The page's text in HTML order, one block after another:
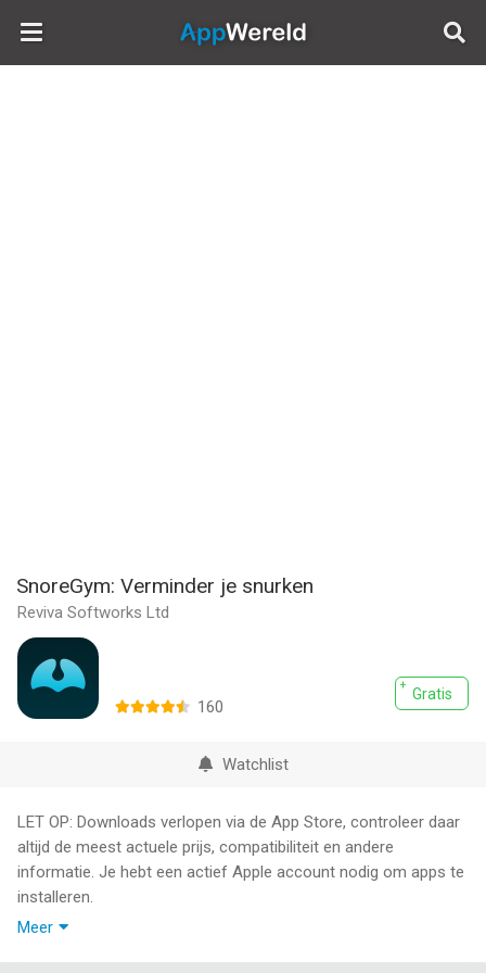
AppWereld
SnoreGym: Verminder je snurken
Reviva Softworks Ltd
Gratis
160
Watchlist
LET OP: Downloads verlopen via de App Store, controleer daar
altijd de meest actuele prijs, compatibiliteit en andere
informatie. Je hebt een actief Apple account nodig om apps te
installeren.
Meer